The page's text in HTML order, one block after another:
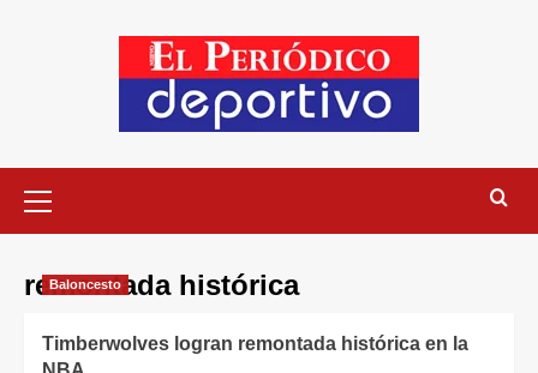
remontada histórica
Baloncesto
Timberwolves logran remontada histórica en la